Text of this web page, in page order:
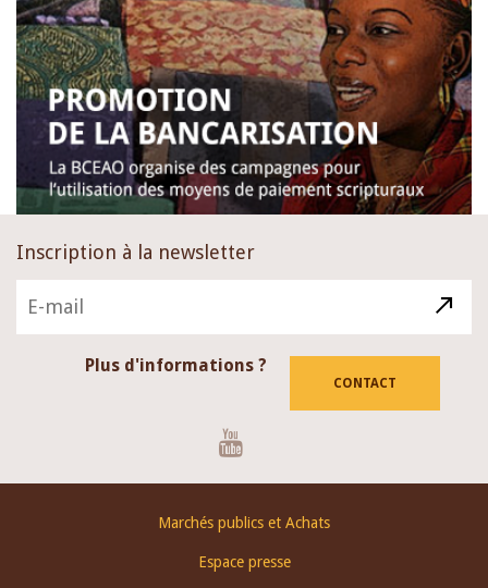
Inscription à la newsletter
Plus d'informations ?
CONTACT
Marchés publics et Achats
Espace presse